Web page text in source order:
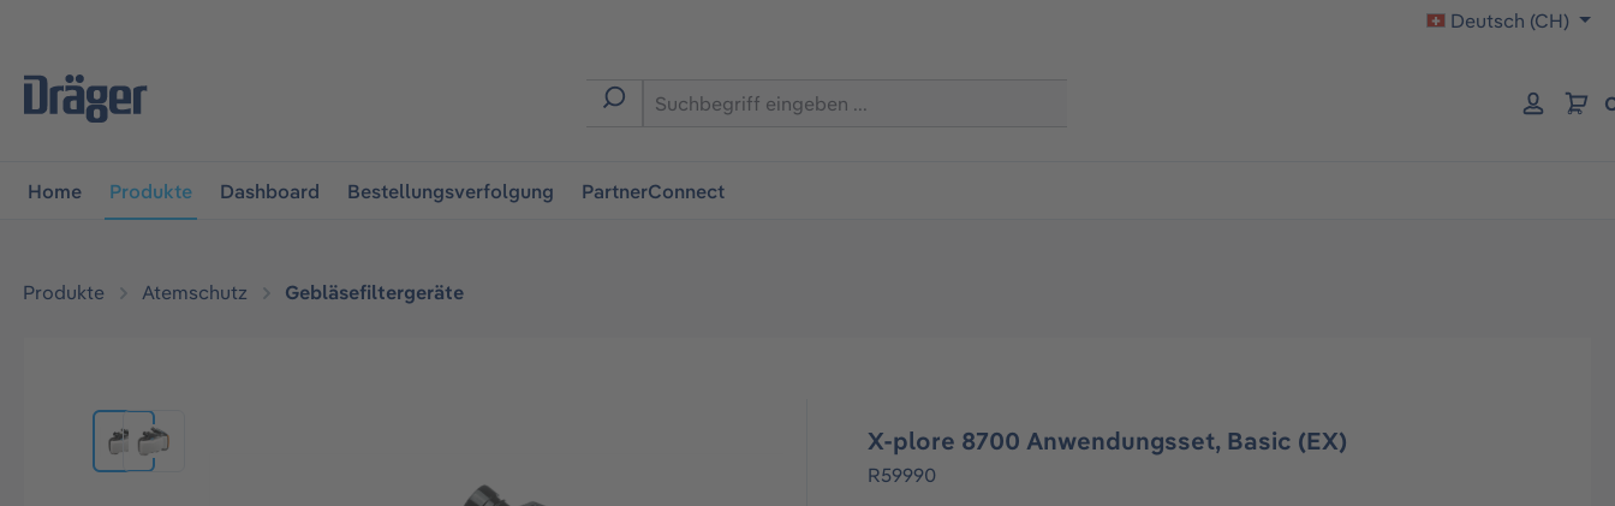
Deutsch (CH)
Home Produkte Dashboard Bestellungsverfolgung PartnerConnect
Produkte Atemschutz Gebläsefiltergeräte
X-plore 8700 Anwendungsset, Basic (EX)
R59990